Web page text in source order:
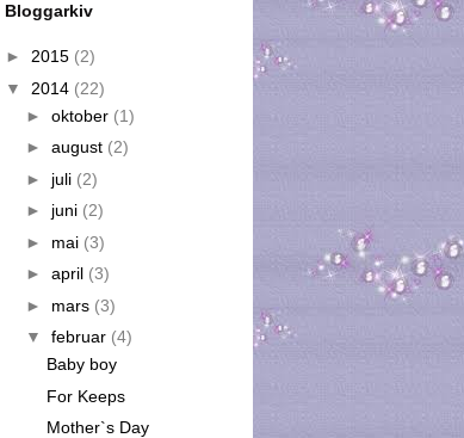
Bloggarkiv
► 2015 (2)
▼ 2014 (22)
► oktober (1)
► august (2)
► juli (2)
► juni (2)
► mai (3)
► april (3)
► mars (3)
▼ februar (4)
Baby boy
For Keeps
Mother`s Day